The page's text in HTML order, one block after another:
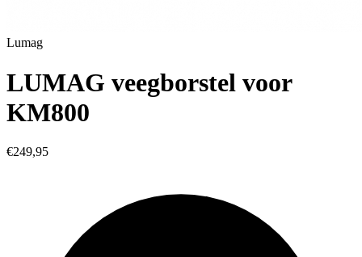
Lumag
LUMAG veegborstel voor
KM800
€249,95